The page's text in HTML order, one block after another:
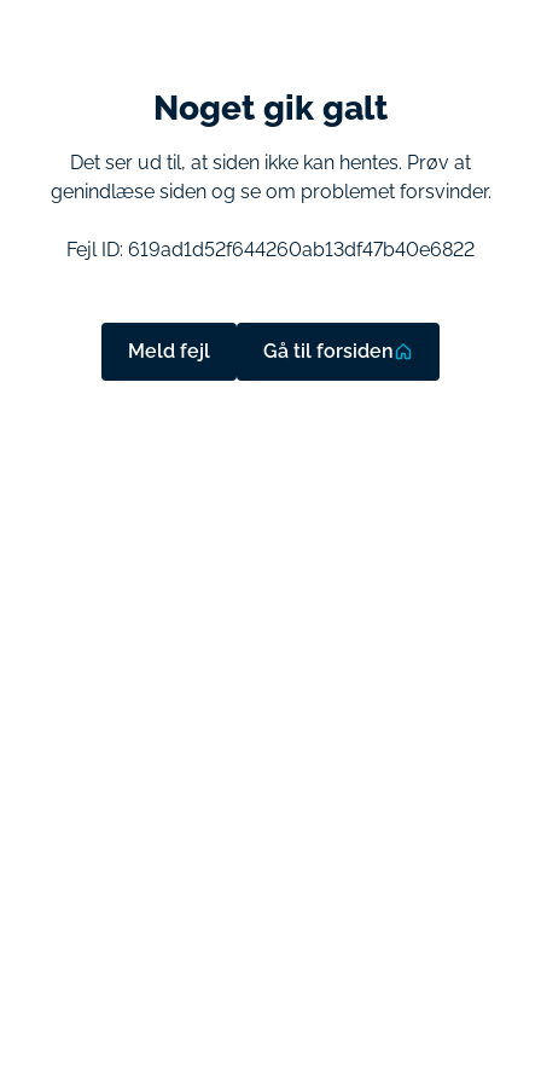
Noget gik galt
Det ser ud til, at siden ikke kan hentes. Prøv at
genindlæse siden og se om problemet forsvinder.
Fejl ID: 619ad1d52f644260ab13df47b40e6822
Meld fejl Gå til forsiden